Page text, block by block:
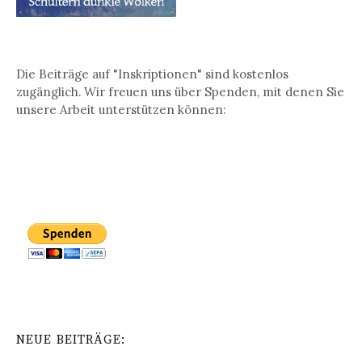
Die Beiträge auf "Inskriptionen" sind kostenlos
zugänglich. Wir freuen uns über Spenden, mit denen Sie
unsere Arbeit unterstützen können:
NEUE BEITRÄGE: